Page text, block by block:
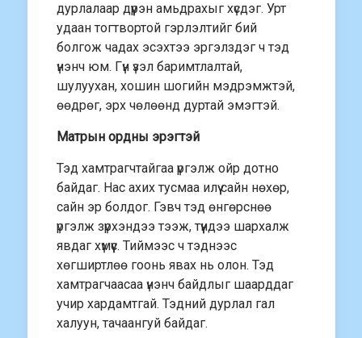
дурлалаар дүүрэн амьдрахыг хүсдэг. Урт
удаан тогтвортой гэрлэлтийг бий
болгож чадах эсэхтээ эргэлздэг ч тэд
үнэнч юм. Гүн үзэл баримтлалтай,
шулуухан, хошин шогийн мэдрэмжтэй,
өөдрөг, эрх чөлөөнд дуртай эмэгтэй.
Матрын ордны эрэгтэй
Тэд хамтрагчтайгаа үргэлж ойр дотно
байдаг. Нас ахих тусмаа илүү сайн нөхөр,
сайн эр болдог. Гэвч тэд өнгөрснөө
үргэлж зүрхэндээ тээж, түүндээ шархалж
явдаг хүмүүс. Тиймээс ч тэднээс
хөгширтлөө гоонь явах нь олон. Тэд
хамтрагчаасаа үнэнч байдлыг шаарддаг
учир хардамтгай. Тэдний дурлал гал
халуун, тачаангуй байдаг.